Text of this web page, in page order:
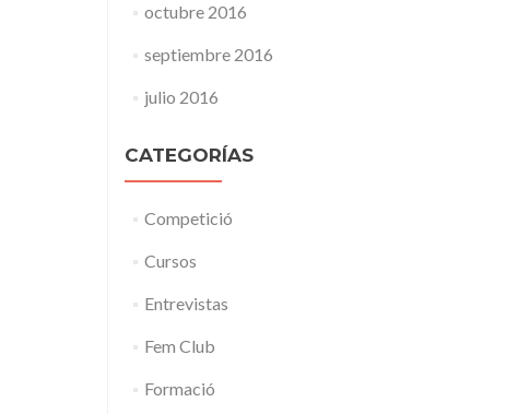
octubre 2016
septiembre 2016
julio 2016
CATEGORÍAS
Competició
Cursos
Entrevistas
Fem Club
Formació